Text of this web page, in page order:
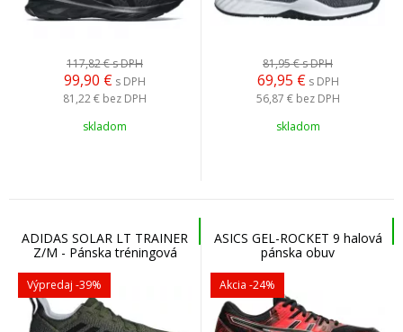
117,82 €s DPH
99,90 € s DPH
81,22 € bez DPH
skladom
81,95 €s DPH
69,95 € s DPH
56,87 € bez DPH
skladom
ADIDAS SOLAR LT TRAINER
Z/M - Pánska tréningová
Výpredaj -39%
ASICS GEL-ROCKET 9 halová
pánska obuv
Akcia -24%